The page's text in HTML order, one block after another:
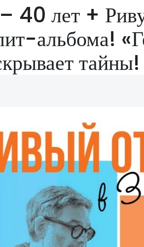
40 лет +
альбома!
тайны!